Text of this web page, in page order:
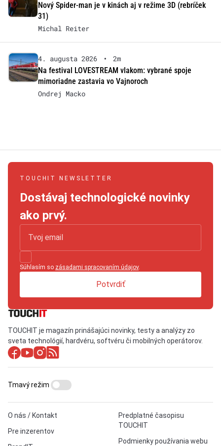
Nový Spider-man je v kinách aj v režime 3D (rebríček
31)
Michal Reiter
4. augusta 2026 •
2m
Na festival LOVESTREAM vlakom: vybrané spoje
mimoriadne zastavia vo Vajnoroch
Ondrej Macko
TOUCHIT NEWSLETTER
Dostávaj technologické novinky
ako prvý.
Súhlasím so zásadami spracovaním údajov.
Potvrdiť
TOUCHIT je magazín prinášajúci novinky, testy a analýzy zo
sveta technológií, hardvéru, softvéru či mobilných operátorov.
O nás / Kontakt
Pre inzerentov
Predplatné časopisu
TOUCHIT
Podmienky používania webu
Tmavý režim